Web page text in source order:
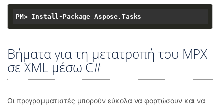
Βήματα για τη μετατροπή του MPX
σε XML μέσω C#
Οι προγραμματιστές μπορούν εύκολα να φορτώσουν και να